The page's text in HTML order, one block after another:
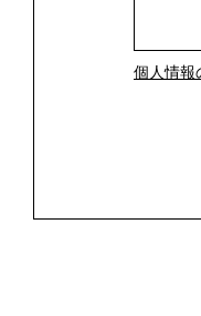
個人情報